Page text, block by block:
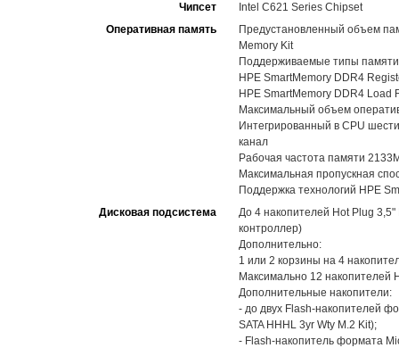
Чипсет
Intel C621 Series Chipset
Оперативная память
Предустановленный объем
Memory Kit
Поддерживаемые типы
HPE SmartMemory DDR4
HPE SmartMemory DDR4 Load
Максимальный объем
Интегрированный в CPU
канал
Рабочая частота памяти
Максимальная пропускная
Поддержка технологий HPE
Дисковая подсистема
До 4 накопителей Hot Plug
контроллер)
Дополнительно:
1 или 2 корзины на 4
Максимально 12 накопителей
Дополнительные накопители:
- до двух Flash-накопителей
SATA HHHL 3yr Wty M.2 Kit);
- Flash-накопитель формата